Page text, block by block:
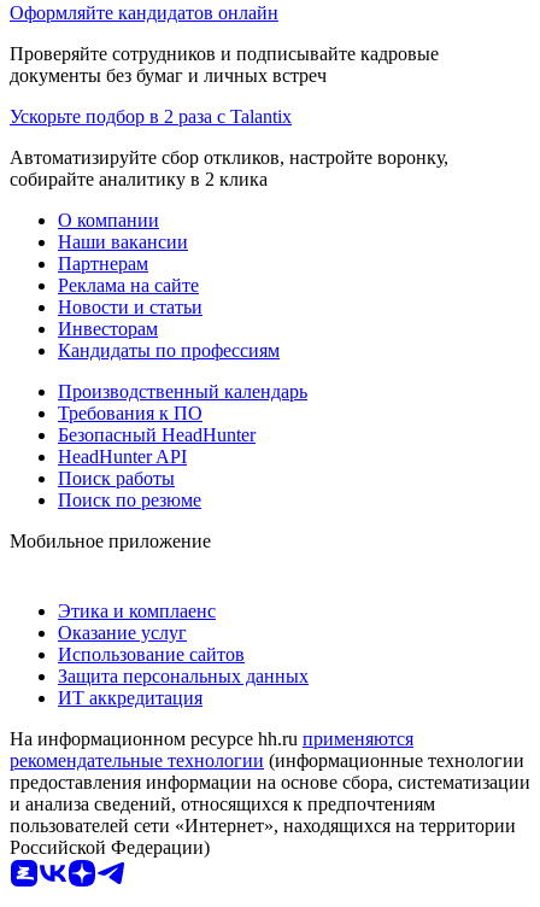
Оформляйте кандидатов онлайн
Проверяйте сотрудников и подписывайте кадровые
документы без бумаг и личных встреч
Ускорьте подбор в 2 раза с Talantix
Автоматизируйте сбор откликов, настройте воронку,
собирайте аналитику в 2 клика
О компании
Наши вакансии
Партнерам
Реклама на сайте
Новости и статьи
Инвесторам
Кандидаты по профессиям
Производственный календарь
Требования к ПО
Безопасный HeadHunter
HeadHunter API
Поиск работы
Поиск по резюме
Мобильное приложение
Этика и комплаенс
Оказание услуг
Использование сайтов
Защита персональных данных
ИТ аккредитация
На информационном ресурсе hh.ru применяются
рекомендательные технологии (информационные технологии
предоставления информации на основе сбора, систематизации
и анализа сведений, относящихся к предпочтениям
пользователей сети «Интернет», находящихся на территории
Российской Федерации)